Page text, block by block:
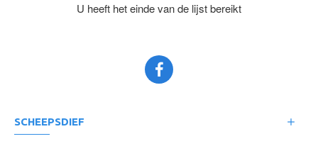
U heeft het einde van de lijst bereikt
SCHEEPSDIEF